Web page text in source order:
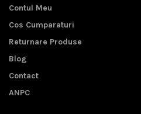
Contul Meu
Cos Cumparaturi
Returnare Produse
Blog
Contact
ANPC